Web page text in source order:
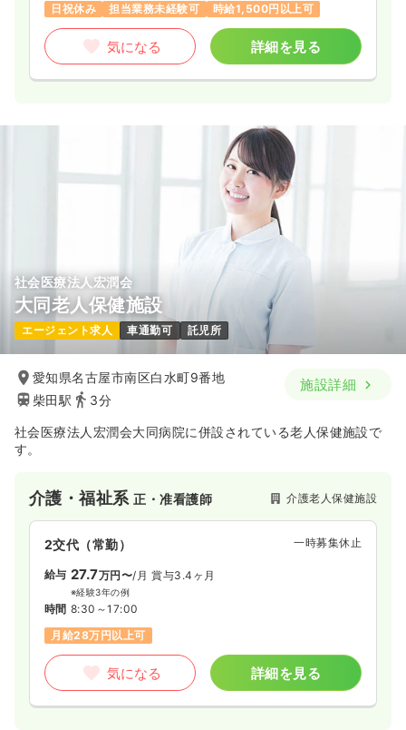
31.3万円/月 賞与3.5ヶ月
※経験3年の例
時間
（休憩60分）
年間休日123日
担当業務未経験可
ブランク可
詳細を見る
日祝休み
担当業務未経験可 時給1,500円以上可
気になる 詳細を見る
社会医療法人宏潤会
大同老人保健施設
エージェント求人 車通勤可 託児所
愛知県名古屋市南区白水町9番地
柴田駅
3分
施設詳細
社会医療法人宏潤会大同病院に併設されている老人保健施設で
す。
介護・福祉系正・准看護師 介護老人保健施設
2交代（常勤） 一時募集休止
給与 27.7万円〜/月 賞与3.4ヶ月
※経験3年の例
時間 8:30～17:00
月給28万円以上可
気になる 詳細を見る